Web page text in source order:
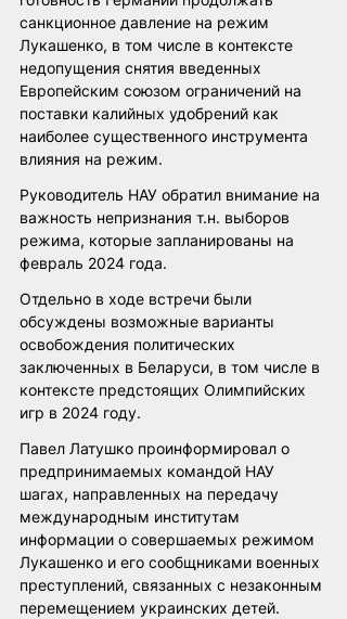
санкционное давление на режим
Лукашенко, в том числе в контексте
недопущения снятия введенных
Европейским союзом ограничений на
поставки калийных удобрений как
наиболее существенного инструмента
влияния на режим.
Руководитель НАУ обратил внимание на
важность непризнания т.н. выборов
режима, которые запланированы на
февраль 2024 года.
Отдельно в ходе встречи были
обсуждены возможные варианты
освобождения политических
заключенных в Беларуси, в том числе в
контексте предстоящих Олимпийских
игр в 2024 году.
Павел Латушко проинформировал о
предпринимаемых командой НАУ
шагах, направленных на передачу
международным институтам
информации о совершаемых режимом
Лукашенко и его сообщниками военных
преступлений, связанных с незаконным
перемещением украинских детей.